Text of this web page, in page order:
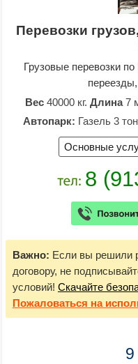
Перевозки
Грузовые перевозки
переезды,
Вес40000 кг. Длина7
Автопарк: Газель 3
Основные
Важно: Если вы решили
договору, не
условий! Скачайте
Пожаловаться на
9